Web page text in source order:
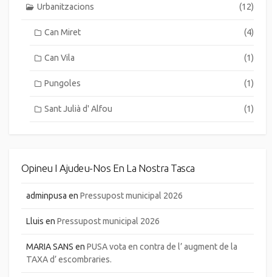
Urbanitzacions (12)
Can Miret (4)
Can Vila (1)
Pungoles (1)
Sant Julià d' Alfou (1)
Opineu I Ajudeu-Nos En La Nostra Tasca
adminpusa en Pressupost municipal 2026
Lluis en Pressupost municipal 2026
MARIA SANS en PUSA vota en contra de l’ augment de la
TAXA d’ escombraries.